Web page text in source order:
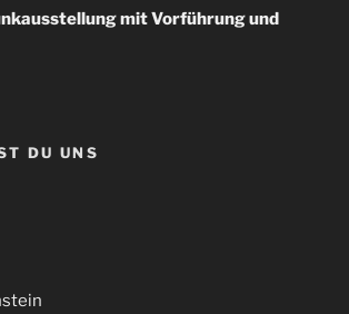
mit Vorführung und
DU UNS